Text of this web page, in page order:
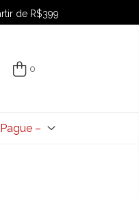
de R$399
de R$399
0
–